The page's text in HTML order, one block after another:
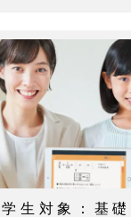
生対象：基